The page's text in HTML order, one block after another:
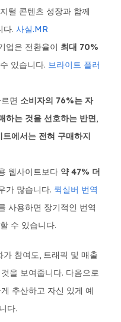
털 콘텐츠 성장과 함께
다. 사실.MR
업은 전환율이 최대 70%
있습니다. 브라이트 플러
면 소비자의 76%는 자
하는 것을 선호하는 반면,
에서는 전혀 구매하지
웹사이트보다 약 47% 더
가 많습니다. 퀵실버 번역
사용하면 장기적인 번역
수 있습니다.
참여도, 트래픽 및 매출
을 보여줍니다. 다음으로
추산하고 자신 있게 예
다.